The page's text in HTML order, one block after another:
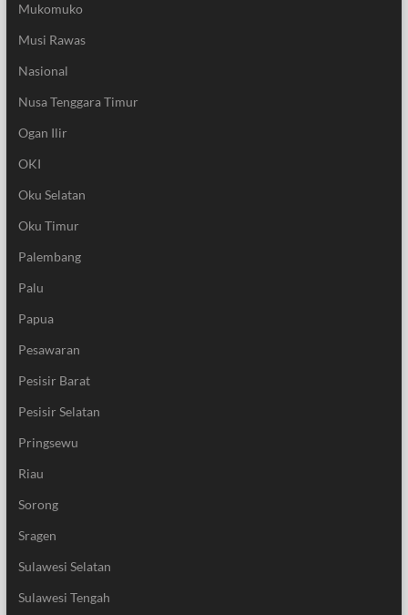
Mukomuko
Musi Rawas
Nasional
Nusa Tenggara Timur
Ogan Ilir
OKI
Oku Selatan
Oku Timur
Palembang
Palu
Papua
Pesawaran
Pesisir Barat
Pesisir Selatan
Pringsewu
Riau
Sorong
Sragen
Sulawesi Selatan
Sulawesi Tengah